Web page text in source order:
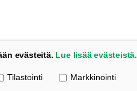
evästeitä. Lue lisää evästeistä.
Tilastointi Markkinointi